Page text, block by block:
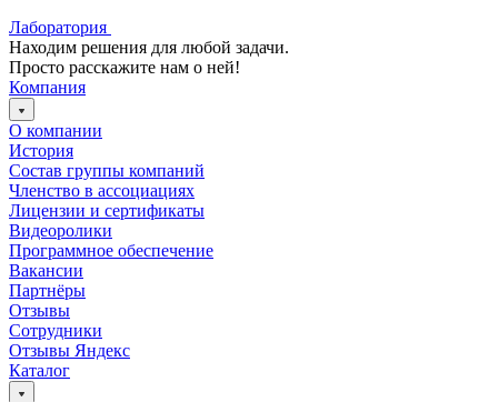
Лаборатория
Находим решения для любой задачи.
Просто расскажите нам о ней!
Компания
О компании
История
Состав группы компаний
Членство в ассоциациях
Лицензии и сертификаты
Видеоролики
Программное обеспечение
Вакансии
Партнёры
Отзывы
Сотрудники
Отзывы Яндекс
Каталог